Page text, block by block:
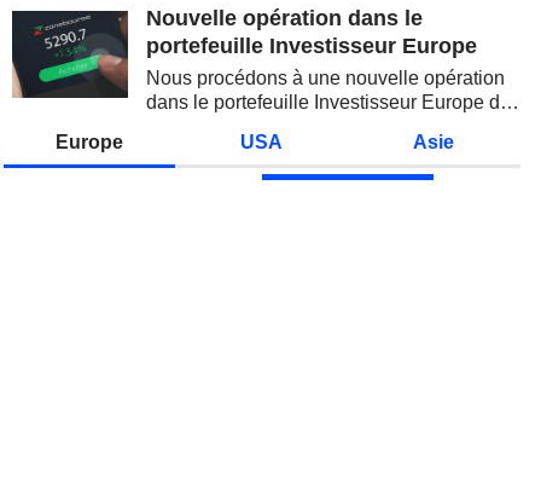
semi-conducteurs. Les
inquiétudes sur la soutenabilité
Nouvelle opération dans le
portefeuille Investisseur Europe
Nous procédons à une nouvelle opération
dans le portefeuille Investisseur Europe de
Europe USA Asie